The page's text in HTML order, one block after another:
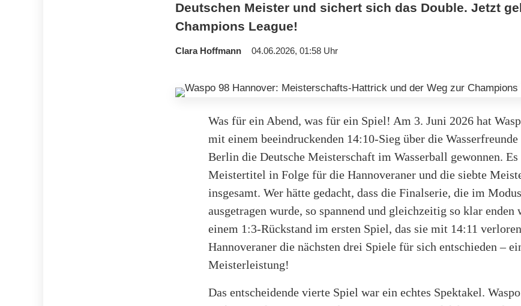
Deutschen Meister und sichert sich das Double. Jetzt
Champions League!
Clara Hoffmann 04.06.2026, 01:58 Uhr
Was für ein Abend, was für ein Spiel! Am 3. Juni 2026 hat
mit einem beeindruckenden 14:10-Sieg über die Wasserfreunde
Berlin die Deutsche Meisterschaft im Wasserball gewonnen.
Meistertitel in Folge für die Hannoveraner und die siebte
insgesamt. Wer hätte gedacht, dass die Finalserie, die im
ausgetragen wurde, so spannend und gleichzeitig so klar enden
einem 1:3-Rückstand im ersten Spiel, das sie mit 14:11
Hannoveraner die nächsten drei Spiele für sich entschieden –
Meisterleistung!
Das entscheidende vierte Spiel war ein echtes Spektakel.